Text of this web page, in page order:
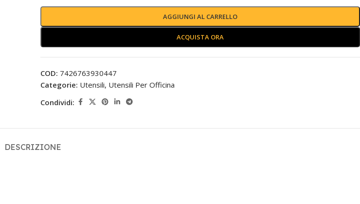
AGGIUNGI AL CARRELLO
ACQUISTA ORA
COD: 7426763930447
Categorie: Utensili, Utensili Per Officina
Condividi:
DESCRIZIONE